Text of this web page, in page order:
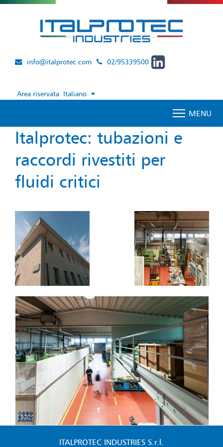
info@italprotec.com 02/95339500
Area riservata Italiano
MENU
Italprotec: tubazioni e
raccordi rivestiti per
fluidi critici
ITALPROTEC INDUSTRIES S.r.l.